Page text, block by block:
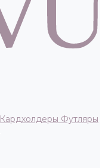
Кардхолдеры Футляры